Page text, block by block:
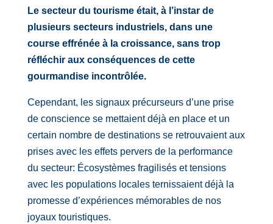
Le secteur du tourisme était, à l’instar de
plusieurs secteurs industriels, dans une
course effrénée à la croissance, sans trop
réfléchir aux conséquences de cette
gourmandise incontrôlée.
Cependant, les signaux précurseurs d’une prise
de conscience se mettaient déjà en place et un
certain nombre de destinations se retrouvaient aux
prises avec les effets pervers de la performance
du secteur: Écosystèmes fragilisés et tensions
avec les populations locales ternissaient déjà la
promesse d’expériences mémorables de nos
joyaux touristiques.